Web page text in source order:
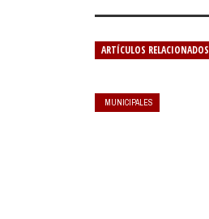
ARTÍCULOS RELACIONADOS
MUNICIPALES